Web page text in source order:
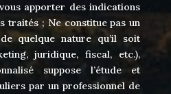
apporter des indications
traités ; Ne constitue pas un
quelque nature qu’il soit
juridique, fiscal, etc.),
suppose l’étude et
par un professionnel de